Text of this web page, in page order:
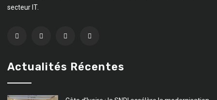
secteur IT.
Actualités Récentes